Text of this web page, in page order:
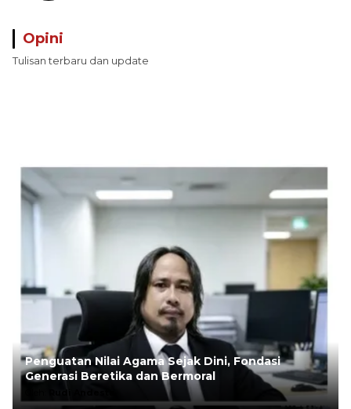
Opini
Tulisan terbaru dan update
Penguatan Nilai Agama Sejak Dini, Fondasi
Generasi Beretika dan Bermoral
Rudi Andesta